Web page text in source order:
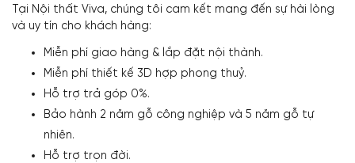
Tại Nội thất Viva, chúng tôi cam kết mang đến sự hài lòng
và uy tín cho khách hàng:
Miễn phí giao hàng & lắp đặt nội thành.
Miễn phí thiết kế 3D hợp phong thuỷ.
Hỗ trợ trả góp 0%.
Bảo hành 2 năm gỗ công nghiệp và 5 năm gỗ tự
nhiên.
Hỗ trợ trọn đời.